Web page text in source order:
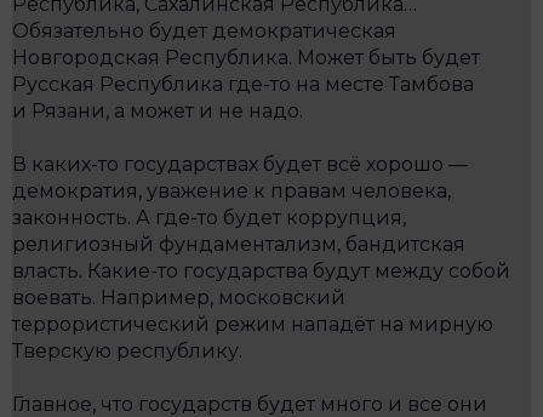
Обязательно будет демократическая
Новгородская Республика. Может быть будет
Русская Республика где-то на месте Тамбова
и Рязани, а может и не надо.
В каких-то государствах будет всё хорошо —
демократия, уважение к правам человека,
законность. А где-то будет коррупция,
религиозный фундаментализм, бандитская
власть. Какие-то государства будут между собой
воевать. Например, московский
террористический режим нападёт на мирную
Тверскую республику.
Главное, что государств будет много и все они